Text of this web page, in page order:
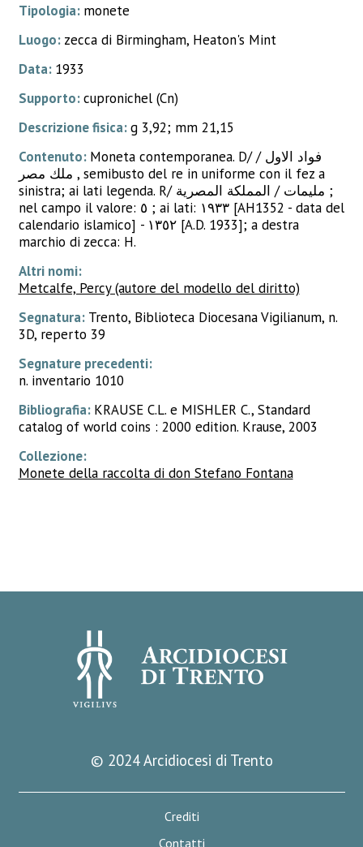
Tipologia: monete
Luogo: zecca di Birmingham, Heaton's Mint
Data: 1933
Supporto:cupronichel (Cn)
Descrizione fisica:g 3,92; mm 21,15
Contenuto: Moneta contemporanea. D/ فواد الاول /
ملك مصر , semibusto del re in uniforme con il fez a
sinistra; ai lati legenda. R/ مليمات / المملكة المصرية ;
nel campo il valore: ٥ ; ai lati: ١٩٣٣ [AH1352 - data del
calendario islamico] - ١٣٥٢ [A.D. 1933]; a destra
marchio di zecca: H.
Altri nomi:
Metcalfe, Percy (autore del modello del diritto)
Segnatura: Trento, Biblioteca Diocesana Vigilianum, n.
3D, reperto 39
Segnature precedenti:
n. inventario 1010
Bibliografia: KRAUSE C.L. e MISHLER C., Standard
catalog of world coins : 2000 edition. Krause, 2003
Collezione:
Monete della raccolta di don Stefano Fontana
© 2024 Arcidiocesi di Trento
Crediti
Contatti